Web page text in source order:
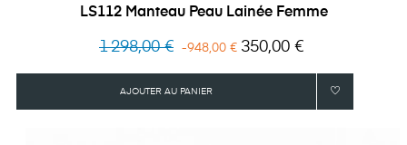
LS112 Manteau Peau Lainée Femme
Prix
1 298,00 € -948,00 € Prix
350,00 €
AJOUTER AU PANIER